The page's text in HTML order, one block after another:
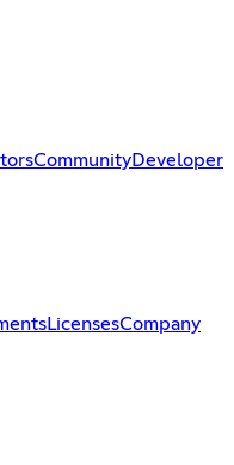
CommunityDeveloper
LicensesCompany